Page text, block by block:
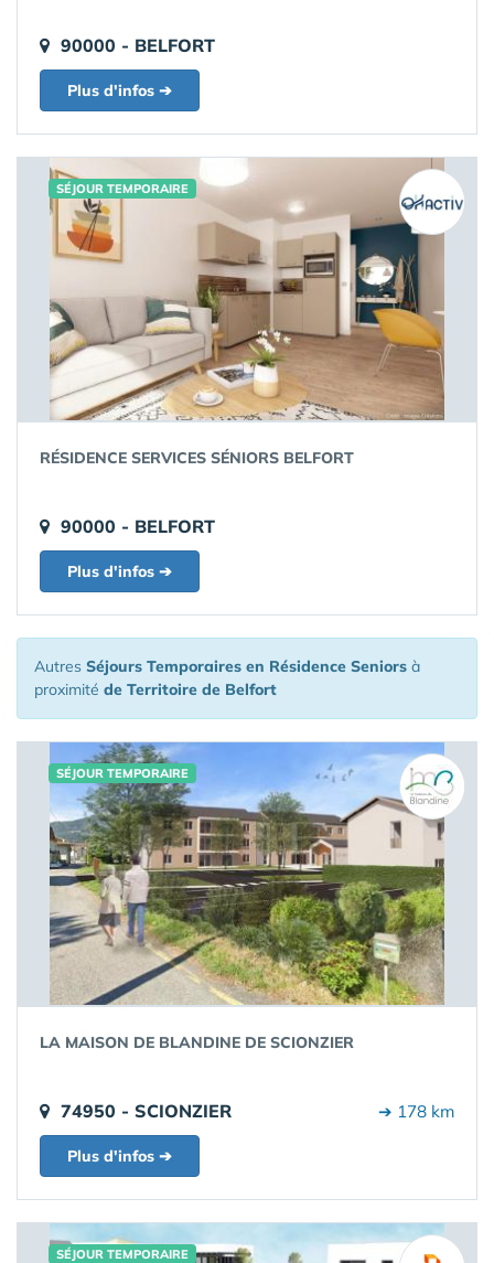
90000 - BELFORT
Plus d'infos ➔
SÉJOUR TEMPORAIRE
RÉSIDENCE SERVICES SÉNIORS BELFORT
90000 - BELFORT
Plus d'infos ➔
Autres Séjours Temporaires en Résidence Seniors à
proximité de Territoire de Belfort
SÉJOUR TEMPORAIRE
LA MAISON DE BLANDINE DE SCIONZIER
74950 - SCIONZIER ➔ 178 km
Plus d'infos ➔
SÉJOUR TEMPORAIRE